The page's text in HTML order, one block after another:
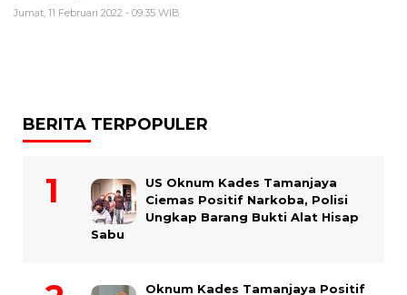
Jumat, 11 Februari 2022 - 09:35 WIB
BERITA TERPOPULER
US Oknum Kades Tamanjaya
Ciemas Positif Narkoba, Polisi
Ungkap Barang Bukti Alat Hisap
Sabu
Oknum Kades Tamanjaya Positif